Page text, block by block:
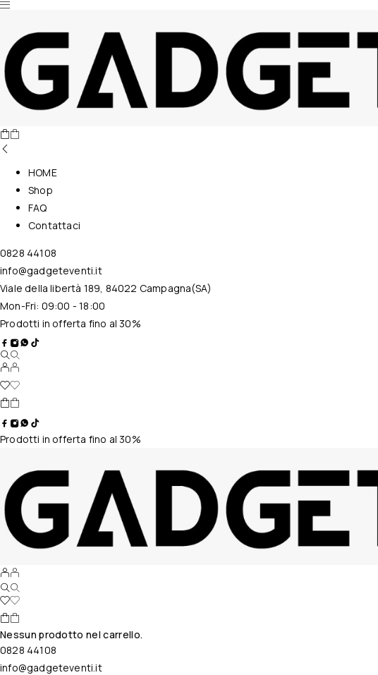
Nessun prodotto nel carrello.
HOME
Shop
FAQ
Contattaci
0828 44108
info@gadgeteventi.it
Viale della libertà 189, 84022 Campagna(SA)
Mon-Fri: 09:00 - 18:00
Prodotti in offerta fino al 30%
Prodotti in offerta fino al 30%
Nessun prodotto nel carrello.
0828 44108
info@gadgeteventi.it